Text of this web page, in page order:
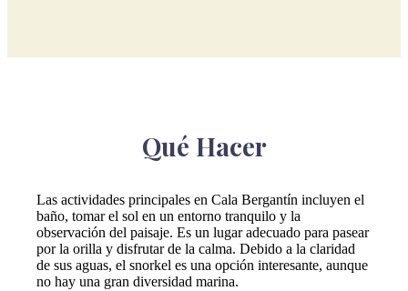
Qué Hacer
Las actividades principales en Cala Bergantín incluyen el
baño, tomar el sol en un entorno tranquilo y la
observación del paisaje. Es un lugar adecuado para pasear
por la orilla y disfrutar de la calma. Debido a la claridad
de sus aguas, el snorkel es una opción interesante, aunque
no hay una gran diversidad marina.